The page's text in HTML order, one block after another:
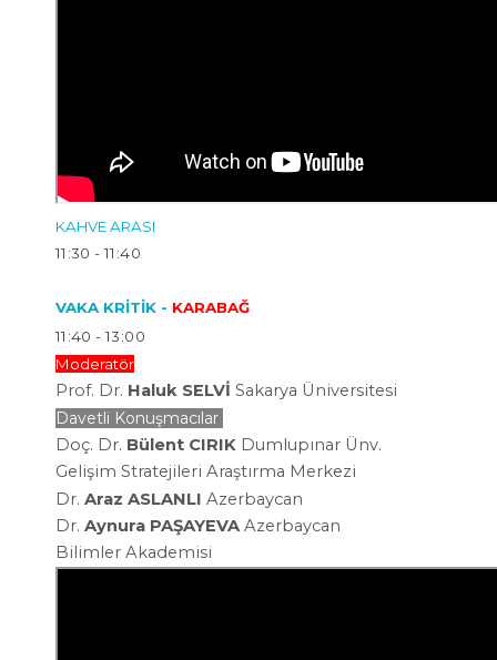
KAHVE ARASI
11:30 - 11:40
VAKA KRİTİK - KARABAĞ
11:40 - 13:00
Moderatör
Prof. Dr. Haluk SELVİ Sakarya Üniversitesi
Davetli Konuşmacılar
Doç. Dr. Bülent CIRIK Dumlupınar Ünv.
Gelişim Stratejileri Araştırma Merkezi
Dr. Araz ASLANLI Azerbaycan
Dr. Aynura PAŞAYEVA Azerbaycan
Bilimler Akademisi